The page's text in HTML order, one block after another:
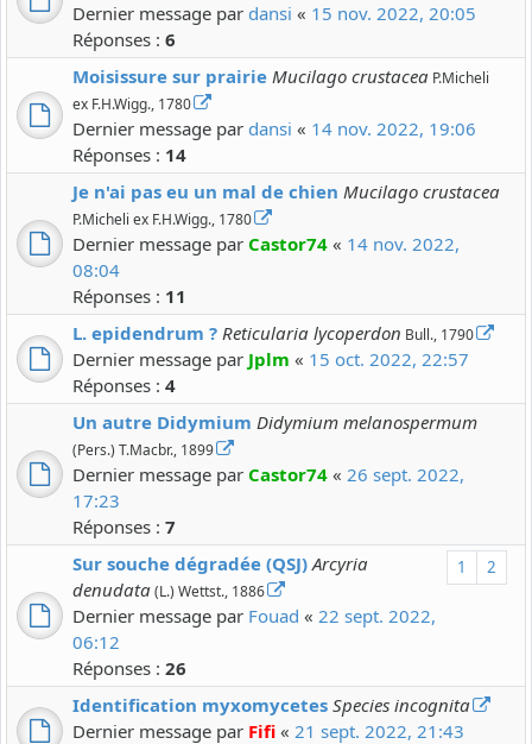
Dernier message par dansi « 15 nov. 2022, 20:05
Réponses : 6
Moisissure sur prairie Mucilago crustacea P.Micheli
ex F.H.Wigg., 1780
Dernier message par dansi « 14 nov. 2022, 19:06
Réponses : 14
Je n'ai pas eu un mal de chien Mucilago crustacea
P.Micheli ex F.H.Wigg., 1780
Dernier message par Castor74 « 14 nov. 2022,
08:04
Réponses : 11
L. epidendrum ? Reticularia lycoperdon Bull., 1790
Dernier message par Jplm « 15 oct. 2022, 22:57
Réponses : 4
Un autre Didymium Didymium melanospermum
(Pers.) T.Macbr., 1899
Dernier message par Castor74 « 26 sept. 2022,
17:23
Réponses : 7
1 2
Sur souche dégradée (QSJ) Arcyria
denudata(L.) Wettst., 1886
Dernier message par Fouad « 22 sept. 2022,
06:12
Réponses : 26
Identification myxomycetes Species incognita
Dernier message par Fifi « 21 sept. 2022, 21:43